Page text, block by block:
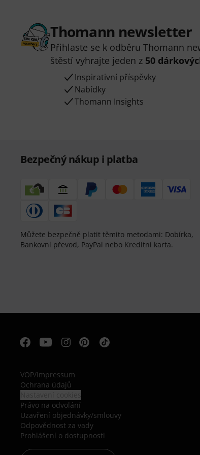
Thomann newsletter
Přihlaste se k odběru Thomann
štěstí vyhrajte jeden z 50
Inspirativní příspěvky
Nabídky
Thomann Insights
Bezpečný nákup i platba
Můžete bezpečně platit těmito metodami: Dobírka,
Bankovní převod, PayPal nebo Kreditní karta.
VOP/Impressum
Ochrana údajů
Právo na odvolání
Uzavření objednávky/smlouvy
Odpovědnost za vady
Prohlášení o dostupnosti